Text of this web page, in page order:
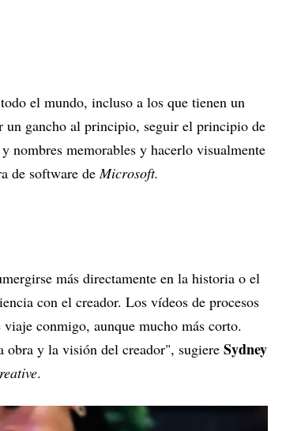
el mundo, incluso a los que tienen un
un gancho al principio, seguir el principio de
nombres memorables y hacerlo visualmente
de software deMicrosoft.
más directamente en la historia o el
con el creador. Los vídeos de procesos
conmigo, aunque mucho más corto.
obra y la visión del creador", sugiere Sydney
.